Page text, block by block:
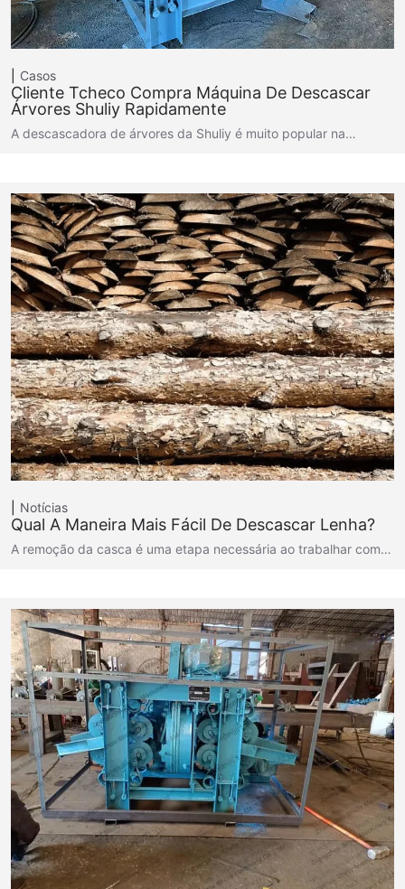
Casos
Cliente Tcheco Compra Máquina De Descascar
Árvores Shuliy Rapidamente
A descascadora de árvores da Shuliy é muito popular na…
Notícias
Qual A Maneira Mais Fácil De Descascar Lenha?
A remoção da casca é uma etapa necessária ao trabalhar com…